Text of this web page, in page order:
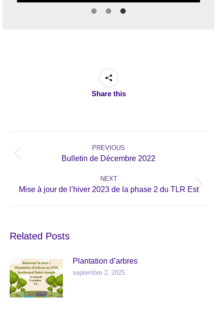
Share this
navigation
PREVIOUS
Previous
Bulletin de Décembre 2022
NEXT
Next
Mise à jour de l’hiver 2023 de la phase 2 du TLR Est
Related Posts
Plantation d’arbres
septembre 2, 2025